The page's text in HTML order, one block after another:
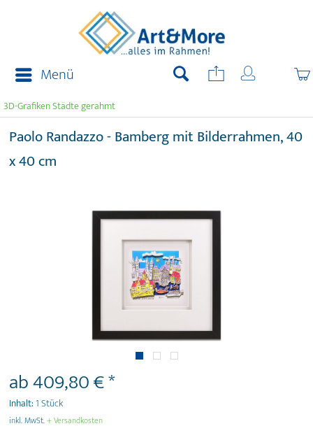
Menü
3D-Grafiken Städte gerahmt
Paolo Randazzo - Bamberg mit Bilderrahmen, 40
x 40 cm
ab 409,80 € *
Inhalt:1 Stück
inkl. MwSt.+ Versandkosten